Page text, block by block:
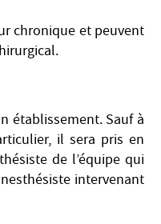
chronique et peuvent
établissement. Sauf à
il sera pris en
de l’équipe qui
intervenant